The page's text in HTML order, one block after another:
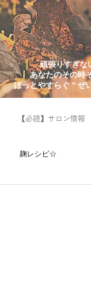
頑張りすぎな
あなたのその時
ほっとやすらぐ ” ぜ
【必読】サロン情報
麹レシピ☆